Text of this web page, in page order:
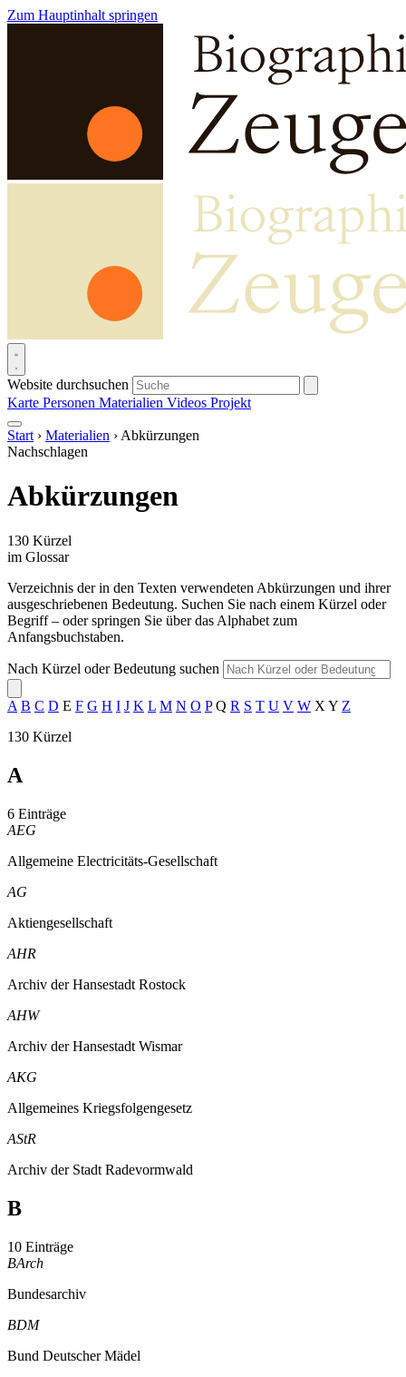
Zum Hauptinhalt springen
Website durchsuchen
Karte Personen Materialien Videos Projekt
Start › Materialien › Abkürzungen
Nachschlagen
Abkürzungen
130 Kürzel
im Glossar
Verzeichnis der in den Texten verwendeten Abkürzungen und ihrer
ausgeschriebenen Bedeutung. Suchen Sie nach einem Kürzel oder
Begriff – oder springen Sie über das Alphabet zum
Anfangsbuchstaben.
Nach Kürzel oder Bedeutung suchen
A B C D E F G H I J K L M N O P Q R S T U V W X Y Z
130 Kürzel
A
6 Einträge
AEG
Allgemeine Electricitäts-Gesellschaft
AG
Aktiengesellschaft
AHR
Archiv der Hansestadt Rostock
AHW
Archiv der Hansestadt Wismar
AKG
Allgemeines Kriegsfolgengesetz
AStR
Archiv der Stadt Radevormwald
B
10 Einträge
BArch
Bundesarchiv
BDM
Bund Deutscher Mädel